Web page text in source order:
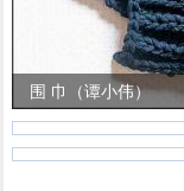
围 巾（谭小伟）
滨江摊档(谭小伟)
别了，金敬迈先生(...